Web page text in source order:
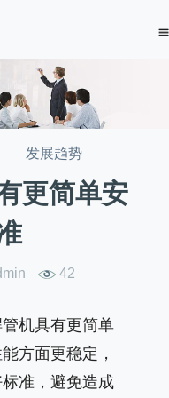
发展趋势
更简单安
42
机具有更简单
方面更稳定，
准，避免造成